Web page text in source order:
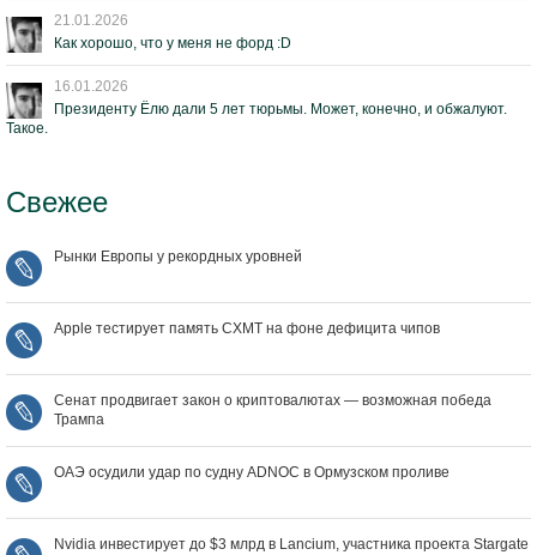
21.01.2026
Как хорошо, что у меня не форд :D
16.01.2026
Президенту Ёлю дали 5 лет тюрьмы. Может, конечно, и обжалуют.
Такое.
Свежее
Рынки Европы у рекордных уровней
Apple тестирует память CXMT на фоне дефицита чипов
Сенат продвигает закон о криптовалютах — возможная победа
Трампа
ОАЭ осудили удар по судну ADNOC в Ормузском проливе
Nvidia инвестирует до $3 млрд в Lancium, участника проекта Stargate